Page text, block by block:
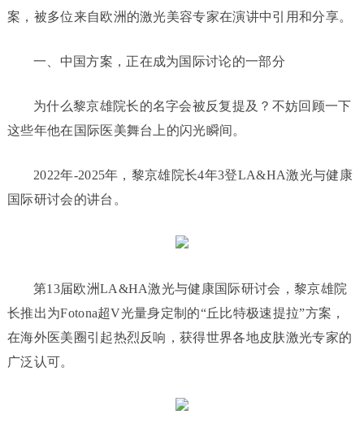
案，被多位来自欧洲的激光美容专家在演讲中引用和分享。
一、中国方案，正在成为国际讨论的一部分
为什么黎京雄院长的名字会被反复提及？不妨回顾一下
这些年他在国际医美舞台上的闪光瞬间。
2022年-2025年，黎京雄院长4年3登LA&HA激光与健康
国际研讨会的讲台。
第13届欧洲LA&HA激光与健康国际研讨会，黎京雄院
长推出为Fotona超V光量身定制的“丘比特极速提拉”方案，
在海外医美圈引起热烈反响，获得世界各地皮肤激光专家的
广泛认可。